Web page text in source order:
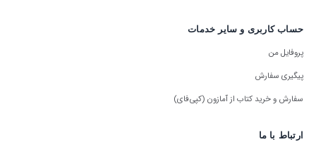
حساب کاربری و سایر خدمات
پروفایل من
پیگیری سفارش
سفارش و خرید کتاب از آمازون (کپی‌فای)
ارتباط با ما